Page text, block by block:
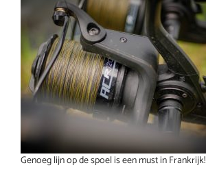
Genoeg lijn op de spoel is een must in Frankrijk!